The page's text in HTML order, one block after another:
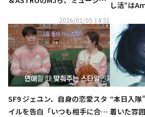
談会に出席
2026/01/05 14:51
し活”は
チャンネ
まり！K-
マが月額
SF9 ジェユン、自身の恋愛スタ
イルを告白「いつも相手に合わ
“本日入隊
着いた雰